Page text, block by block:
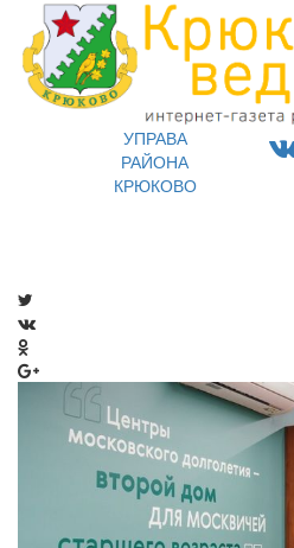
УПРАВА
РАЙОНА
КРЮКОВО